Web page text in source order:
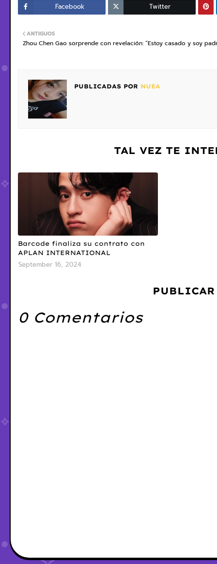
Facebook Twitter
ANTIGUOS
Zhou Chen Gao sorprende con revelación: “Estoy casado y soy
PUBLICADAS POR NUEA
TAL VEZ TE
Barcode finaliza su contrato con
APLAN INTERNATIONAL
September 16, 2024
0 Comentarios